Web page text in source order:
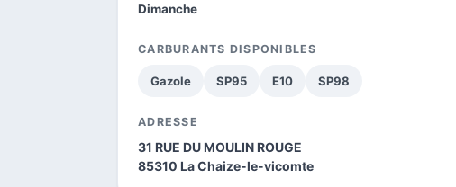
Dimanche
CARBURANTS DISPONIBLES
Gazole SP95 E10 SP98
ADRESSE
31 RUE DU MOULIN ROUGE
85310 La Chaize-le-vicomte